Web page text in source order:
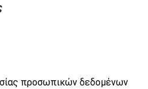
προσωπικών δεδομένων